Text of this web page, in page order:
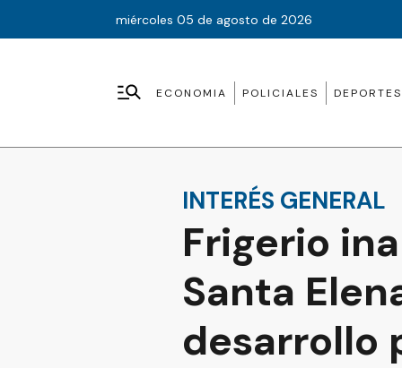
miércoles 05 de agosto de 2026
ECONOMIA POLICIALES DEPORTES
INTERÉS GENERAL
Frigerio
Santa
desarrollo